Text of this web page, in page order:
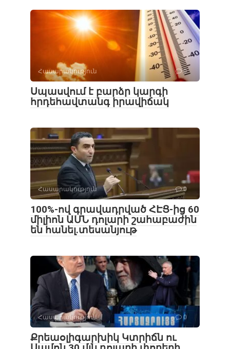
Հասարակություն 0
Սպասվում է բարձր կարգի
հրդեհավտանգ իրավիճակ
Հասարակություն 0
100%-ով գրավադրված ՀԷՑ-ից 60
միլիոն ԱՄՆ դոլարի շահաբաժին
են հանել.տեսանյութ
Հասարակություն 0
Քրեաօլիգարխիկ Կտրիճն ու